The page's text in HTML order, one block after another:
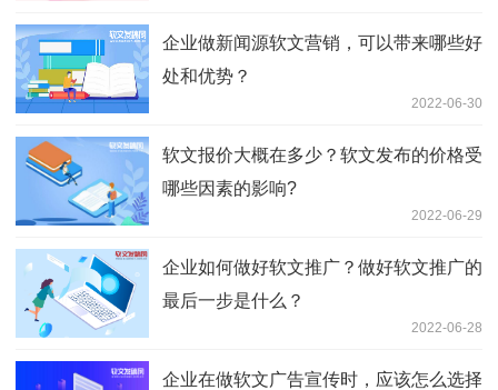
企业做新闻源软文营销，可以带来哪些好
处和优势？
2022-06-30
软文报价大概在多少？软文发布的价格受
哪些因素的影响?
2022-06-29
企业如何做好软文推广？做好软文推广的
最后一步是什么？
2022-06-28
企业在做软文广告宣传时，应该怎么选择